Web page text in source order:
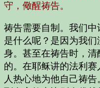
守，儆醒祷告。
祷告需要自制。我们
是什么呢？是因为我
身。甚至在祷告时，
的。在耶稣讲的法利
人热心地为他自己祷